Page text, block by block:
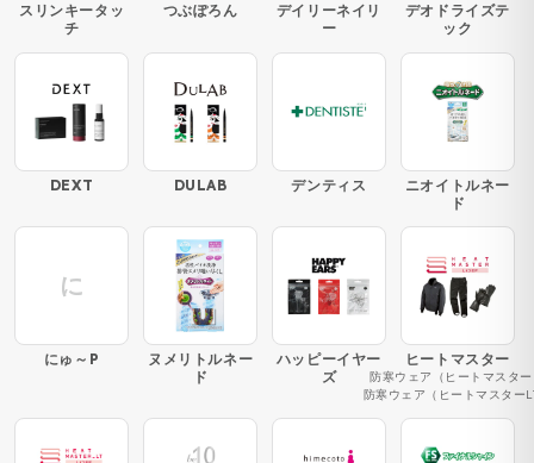
スリンキータッ
チ
つぶぽろん
デイリーネイリ
ー
デオドライズテ
ック
DEXT DULAB デンティス
ニオイトルネー
ド
に
にゅ～P
ヌメリトルネー
ド
ハッピーイヤー
ズ
ヒートマスター
防寒ウェア（ヒートマスタ
防寒ウェア（ヒートマスター